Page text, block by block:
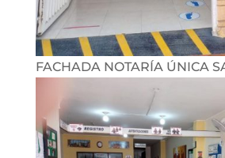
FACHADA NOTARÍA ÚNICA